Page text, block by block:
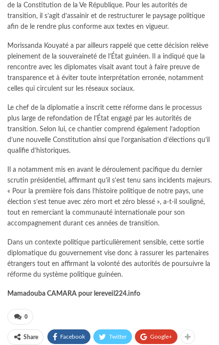
de la Constitution de la Ve République. Pour les autorités de
transition, il s’agit d’assainir et de restructurer le paysage politique
afin de le rendre plus conforme aux textes en vigueur.
Morissanda Kouyaté a par ailleurs rappelé que cette décision relève
pleinement de la souveraineté de l’État guinéen. Il a indiqué que la
rencontre avec les diplomates visait avant tout à faire preuve de
transparence et à éviter toute interprétation erronée, notamment
celles qui circulent sur les réseaux sociaux.
Le chef de la diplomatie a inscrit cette réforme dans le processus
plus large de refondation de l’État engagé par les autorités de
transition. Selon lui, ce chantier comprend également l’adoption
d’une nouvelle Constitution ainsi que l’organisation d’élections qu’il
qualifie d’historiques.
Il a notamment mis en avant le déroulement pacifique du dernier
scrutin présidentiel, affirmant qu’il s’est tenu sans incidents majeurs.
« Pour la première fois dans l’histoire politique de notre pays, une
élection s’est tenue avec zéro mort et zéro blessé », a-t-il souligné,
tout en remerciant la communauté internationale pour son
accompagnement durant ces années de transition.
Dans un contexte politique particulièrement sensible, cette sortie
diplomatique du gouvernement vise donc à rassurer les partenaires
étrangers tout en affirmant la volonté des autorités de poursuivre la
réforme du système politique guinéen.
Mamadouba CAMARA pour lereveil224.info
0
Share Facebook Twitter Google+